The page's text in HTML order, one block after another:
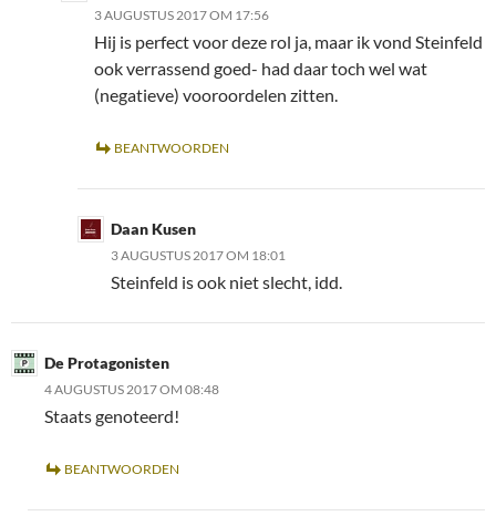
3 AUGUSTUS 2017 OM 17:56
Hij is perfect voor deze rol ja, maar ik vond Steinfeld
ook verrassend goed- had daar toch wel wat
(negatieve) vooroordelen zitten.
BEANTWOORDEN
Daan Kusen
3 AUGUSTUS 2017 OM 18:01
Steinfeld is ook niet slecht, idd.
De Protagonisten
4 AUGUSTUS 2017 OM 08:48
Staats genoteerd!
BEANTWOORDEN